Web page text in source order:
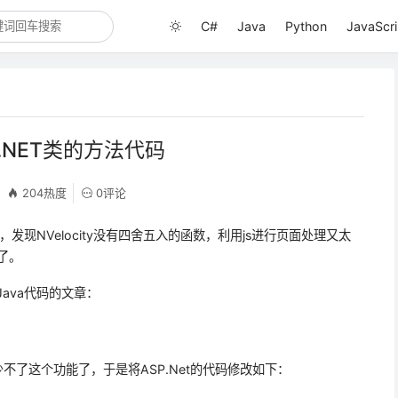
C# Java Python
类的方法代码
204热度 0评论
发现NVelocity没有四舍五入的函数，利用js进行页面处理又太
代码的文章：
了这个功能了，于是将ASP.Net的代码修改如下：